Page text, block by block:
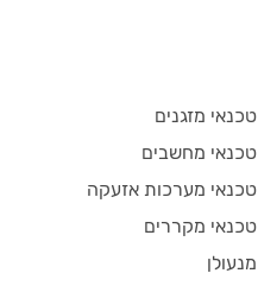
טכנאי מזגנים
טכנאי מחשבים
טכנאי מערכות אזעקה
טכנאי מקררים
מנעולן